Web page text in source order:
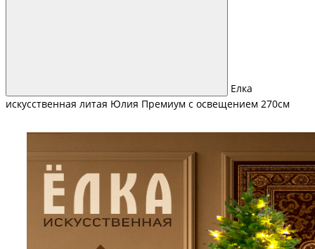
Елка
искусственная литая Юлия Премиум с освещением 270см